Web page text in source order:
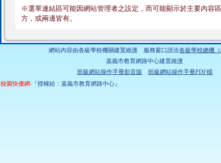
※選單連結區可能因網站管理者之設定，而可能顯示於主要內容
方，或兩邊皆有。
網站內容由各級學校機關建置維護 服務窗口請洽各級學校總機
嘉義市教育網路中心建置維護
班級網站操作手冊影音版
班級網站操作手冊PDF檔
校園快優網‧『授權給：嘉義市教育網路中心』